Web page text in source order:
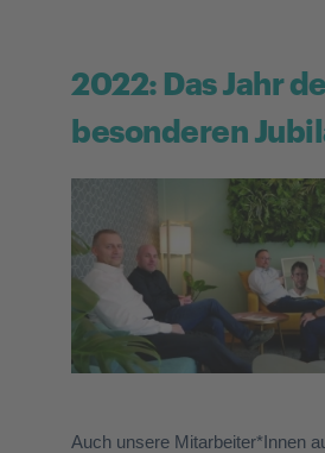
2022: Das Jahr
besonderen
Auch unsere Mitarbeiter*Innen